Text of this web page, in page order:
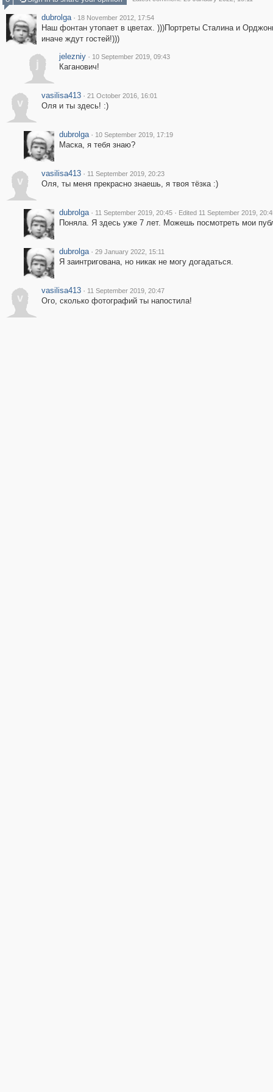
dubrolga · 18 November 2012, 17:54
Наш фонтан утопает в цветах. )))Портреты Сталина и
иначе ждут гостей!)))
j
jelezniy · 10 September 2019, 09:43
Каганович!
v
vasilisa413 · 21 October 2016, 16:01
Оля и ты здесь! :)
dubrolga · 10 September 2019, 17:19
Маска, я тебя знаю?
v
vasilisa413 · 11 September 2019, 20:23
Оля, ты меня прекрасно знаешь, я твоя тёзка :)
dubrolga · 11 September 2019, 20:45 · Edited 11 September 2019,
Поняла. Я здесь уже 7 лет. Можешь посмотреть мои
dubrolga · 29 January 2022, 15:11
Я заинтригована, но никак не могу догадаться.
v
vasilisa413 · 11 September 2019, 20:47
Ого, сколько фотографий ты напостила!